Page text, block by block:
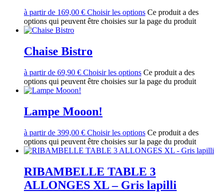
à partir de 169,00 € Choisir les options Ce produit a des
options qui peuvent être choisies sur la page du produit
Chaise Bistro
à partir de 69,90 € Choisir les options Ce produit a des
options qui peuvent être choisies sur la page du produit
Lampe Mooon!
à partir de 399,00 € Choisir les options Ce produit a des
options qui peuvent être choisies sur la page du produit
RIBAMBELLE TABLE 3
ALLONGES XL – Gris lapilli